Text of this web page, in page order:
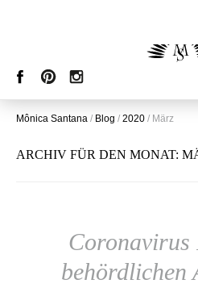
Coronavirus
behördlichen